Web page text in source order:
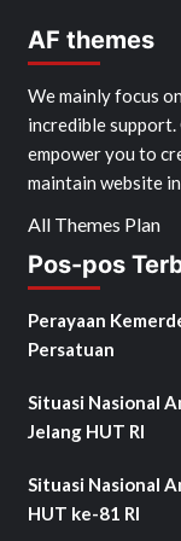
AF themes
We mainly focus
incredible support.
empower you to
maintain website
All Themes Plan
Pos-pos
Perayaan
Persatuan
Situasi Nasional
Jelang HUT RI
Situasi Nasional
HUT ke-81 RI